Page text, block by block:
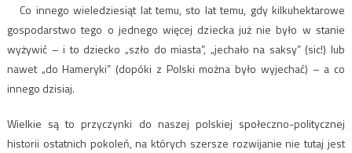
Co innego wieledziesiąt lat temu, sto lat temu, gdy kilkuhektarowe
gospodarstwo tego o jednego więcej dziecka już nie było w stanie
wyżywić – i to dziecko „szło do miasta”, „jechało na saksy” (sic!) lub
nawet „do Hameryki” (dopóki z Polski można było wyjechać) – a co
innego dzisiaj.
Wielkie są to przyczynki do naszej polskiej społeczno-politycznej
historii ostatnich pokoleń, na których szersze rozwijanie nie tutaj jest